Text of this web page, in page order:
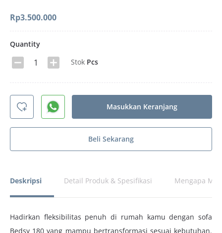
Rp3.500.000
Quantity
Stok Pcs
Masukkan Keranjang
Beli Sekarang
Deskripsi Detail Produk & Spesifikasi Mengapa
Hadirkan fleksibilitas penuh di rumah kamu dengan sofa
Bedsy 180 yang mampu bertransformasi sesuai kebutuhan.